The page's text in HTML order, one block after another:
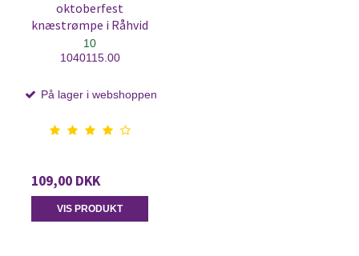
oktoberfest
knæstrømpe i Råhvid
10
1040115.00
På lager i webshoppen
109,00 DKK
VIS PRODUKT